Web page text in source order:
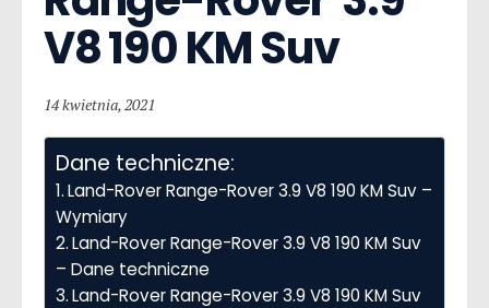
V8 190 KM Suv
14 kwietnia, 2021
Dane techniczne:
Land-Rover Range-Rover 3.9 V8 190 KM Suv –
Wymiary
Land-Rover Range-Rover 3.9 V8 190 KM Suv
– Dane techniczne
Land-Rover Range-Rover 3.9 V8 190 KM Suv